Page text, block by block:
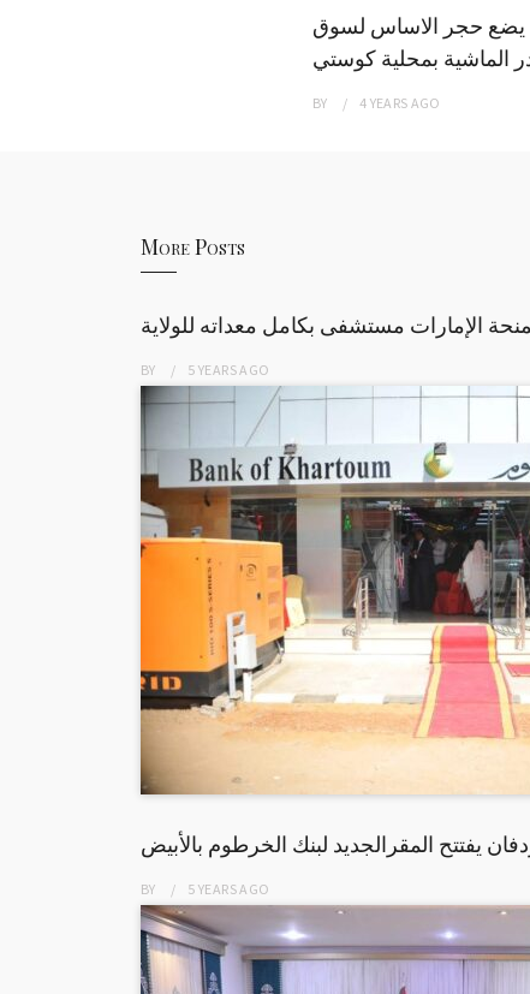
حجر الاساس لسوق
الماشية بمحلية كوستي
BY 4 YEARS AGO
More Posts
الإمارات مستشفى بكامل معداته للولاية
BY 5 YEARSAGO
يفتتح المقرالجديد لبنك الخرطوم بالأبيض
BY 5 YEARSAGO